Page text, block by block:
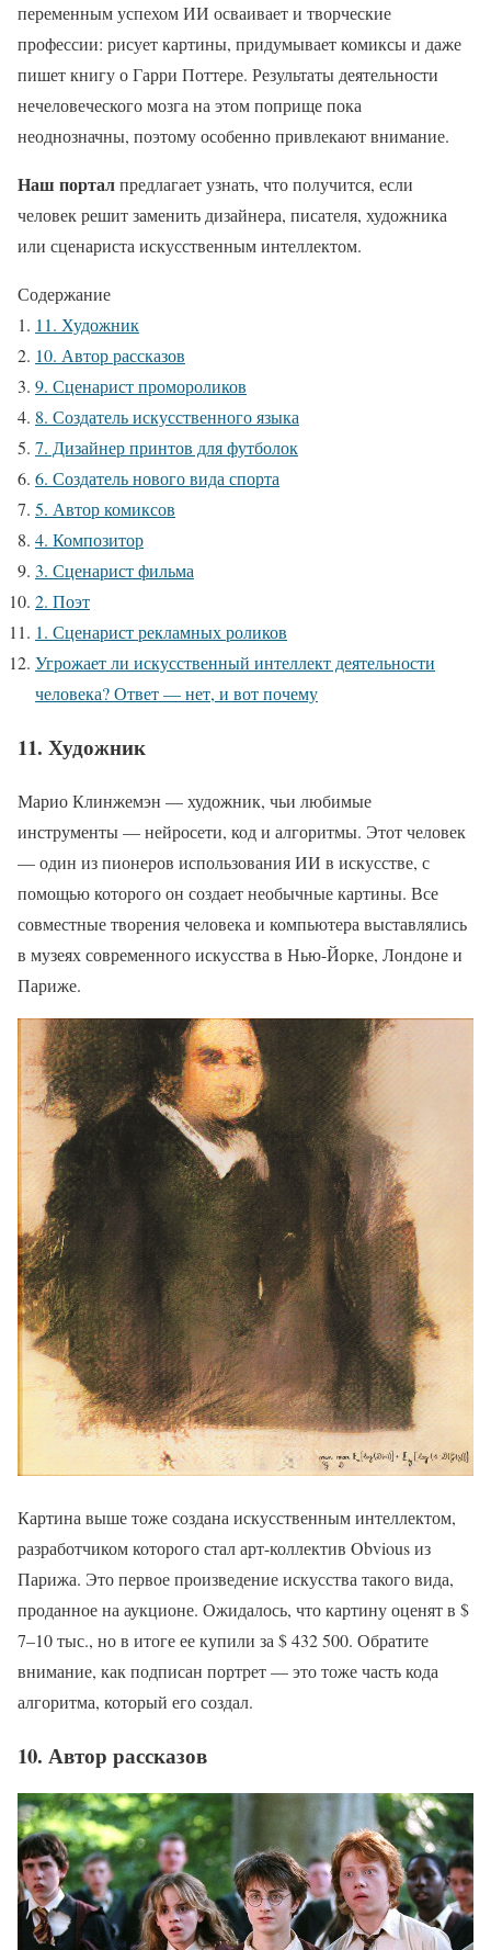
переменным успехом ИИ осваивает и творческие
профессии: рисует картины, придумывает комиксы и даже
пишет книгу о Гарри Поттере. Результаты деятельности
нечеловеческого мозга на этом поприще пока
неоднозначны, поэтому особенно привлекают внимание.
Наш порталпредлагает узнать, что получится, если
человек решит заменить дизайнера, писателя, художника
или сценариста искусственным интеллектом.
Содержание
11. Художник
10. Автор рассказов
9. Сценарист промороликов
8. Создатель искусственного языка
7. Дизайнер принтов для футболок
6. Создатель нового вида спорта
5. Автор комиксов
4. Композитор
3. Сценарист фильма
2. Поэт
1. Сценарист рекламных роликов
Угрожает ли искусственный интеллект деятельности
человека? Ответ — нет, и вот почему
11. Художник
Марио Клинжемэн — художник, чьи любимые
инструменты — нейросети, код и алгоритмы. Этот человек
— один из пионеров использования ИИ в искусстве, с
помощью которого он создает необычные картины. Все
совместные творения человека и компьютера выставлялись
в музеях современного искусства в Нью-Йорке, Лондоне и
Париже.
Картина выше тоже создана искусственным интеллектом,
разработчиком которого стал арт-коллектив Obvious из
Парижа. Это первое произведение искусства такого вида,
проданное на аукционе. Ожидалось, что картину оценят в $
7–10 тыс., но в итоге ее купили за $ 432 500. Обратите
внимание, как подписан портрет — это тоже часть кода
алгоритма, который его создал.
10. Автор рассказов